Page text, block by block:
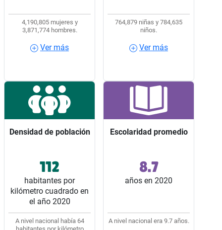
4,190,805 mujeres y
3,871,774 hombres.
Ver más
Ver más
764,879 niñas y 784,635
niños.
Ver más
Ver más
Densidad de población
112
habitantes por
kilómetro cuadrado en
el año 2020
A nivel nacional había 64
Densidad de población
Ocupó el lugar 11 entre
los 32 estados del país.
Escolaridad promedio
8.7
años en 2020
A nivel nacional era 9.7 años.
Escolaridad promedio
Ocupó el lugar 28 entre
los 32 estados del país.